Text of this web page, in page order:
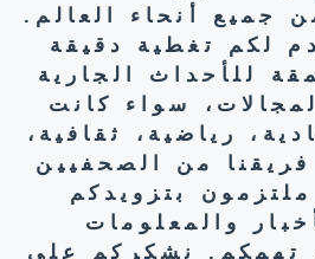
جميع أنحاء العالم.
لكم تغطية دقيقة
للأحداث الجارية
سواء كانت
رياضية، ثقافية،
فريقنا من الصحفيين
بتزويدكم
والمعلومات
تهمكم. نشكركم على